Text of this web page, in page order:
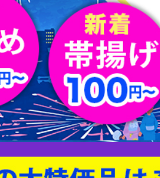
汕頭蘇州刺繍
京紅型